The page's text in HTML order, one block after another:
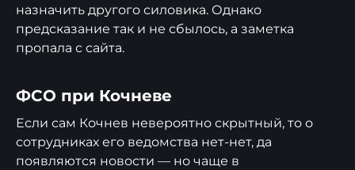
назначить другого силовика. Однако
предсказание так и не сбылось, а заметка
пропала с сайта.
ФСО при Кочневе
Если сам Кочнев невероятно скрытный, то о
сотрудниках его ведомства нет-нет, да
появляются новости — но чаще в